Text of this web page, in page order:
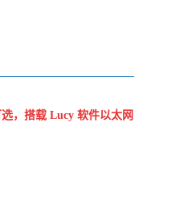
，搭载 Lucy 软件以太网